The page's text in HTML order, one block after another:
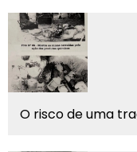
O risco de uma